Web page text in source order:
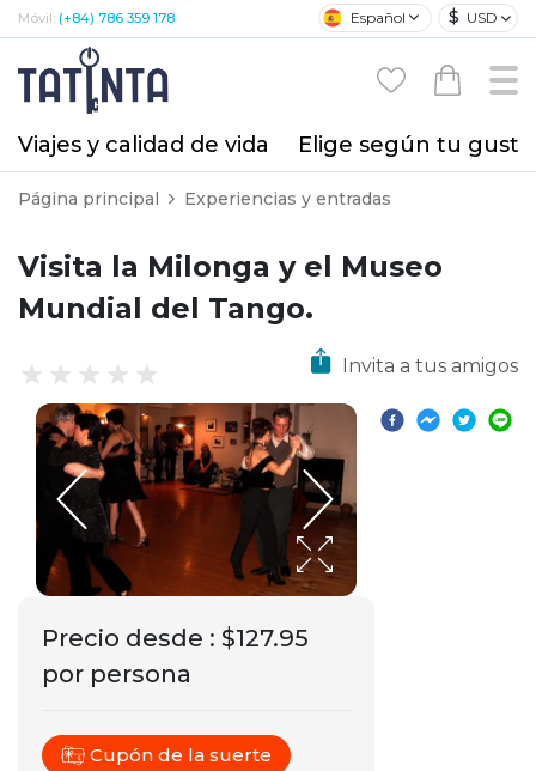
Móvil: (+84) 786 359 178 Español $ USD
Viajes y calidad de vida Elige según tu
Página principal Experiencias y entradas
Visita la Milonga y el Museo
Mundial del Tango.
Invita a tus amigos
Precio desde : $127.95
por persona
Cupón de la suerte